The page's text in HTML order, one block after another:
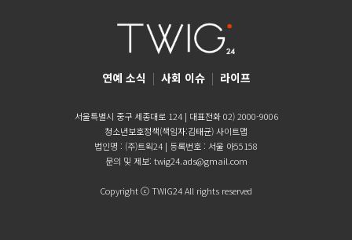
연예 소식 | 사회 이슈 | 라이프
서울특별시 중구 세종대로 124 | 대표전화 02) 2000-9006
청소년보호정책(책임자:김태균)사이트맵
법인명 : (주)트윅24 | 등록번호 : 서울 아55158
문의 및 제보: twig24.ads@gmail.com
Copyright ⓒ TWIG24 All rights reserved